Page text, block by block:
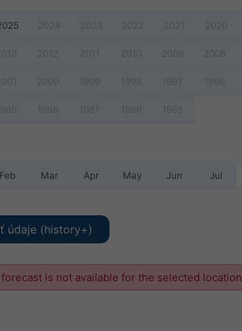
2024 2023 2022 2021 2020
2013 2012 2011 2010 2009 2008
2001 2000 1999 1998 1997 1996
1989 1988 1987 1986 1985
Feb Mar Apr May Jun Jul
údaje (history+)
is not available for the selected location